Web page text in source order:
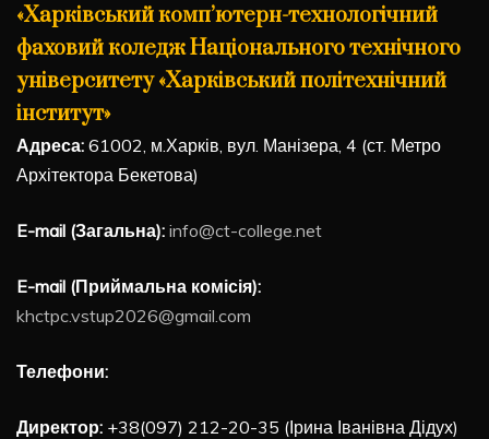
«Харківський комп’ютерн-технологічний
фаховий коледж Національного технічного
університету «Харківський політехнічний
інститут»
Адреса: 61002, м.Харків, вул. Манізера, 4 (ст. Метро
Архітектора Бекетова)
E-mail (Загальна): info@ct-college.net
E-mail (Приймальна комісія):
khctpc.vstup2026@gmail.com
Телефони:
Директор: +38(097) 212-20-35 (Ірина Іванівна Дідух)